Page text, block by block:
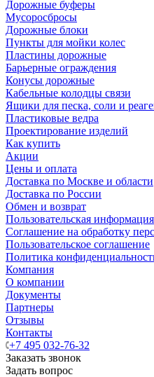
Дорожные буферы
Мусоросбросы
Дорожные блоки
Пункты для мойки колес
Пластины дорожные
Барьерные ограждения
Конусы дорожные
Кабельные колодцы связи
Ящики для песка, соли и
Пластиковые ведра
Проектирование изделий
Как купить
Акции
Цены и оплата
Доставка по Москве и области
Доставка по России
Обмен и возврат
Пользовательская информация
Соглашение на обработку
Пользовательское соглашение
Политика
Компания
О компании
Документы
Партнеры
Отзывы
Контакты
+7 495 032-76-32
Заказать звонок
Задать вопрос